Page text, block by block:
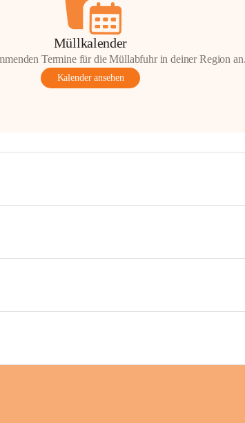
Müllkalender
Termine für die Müllabfuhr in deiner Region
Kalender ansehen